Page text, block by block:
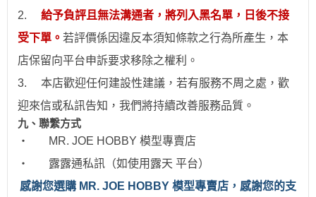
2.
給予負評且無法溝通者，將列入黑名單，日後不接
受下單。 若評價係因違反本須知條款之行為所產生，本
店保留向平台申訴要求移除之權利。
3.
本店歡迎任何建設性建議，若有服務不周之處，歡
迎來信或私訊告知，我們將持續改善服務品質。
九、聯繫方式
‧
MR. JOE HOBBY 模型專賣店
‧
露露通私訊（如使用露天 平台）
感謝您選購 MR. JOE HOBBY 模型專賣店，感謝您的支